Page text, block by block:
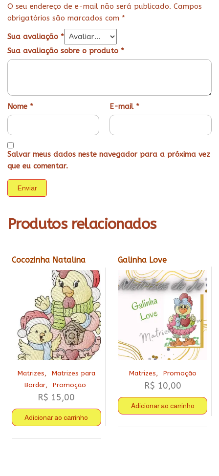
O seu endereço de e-mail não será publicado. Campos
obrigatórios são marcados com *
Sua avaliação *
Sua avaliação sobre o produto *
Nome * E-mail *
Salvar meus dados neste navegador para a próxima vez
que eu comentar.
Produtos relacionados
Cocozinha Natalina
Matrizes,
Matrizes para
Bordar, Promoção
R$ 15,00
Adicionar ao carrinho
Galinha Love
Matrizes, Promoção
R$ 10,00
Adicionar ao carrinho